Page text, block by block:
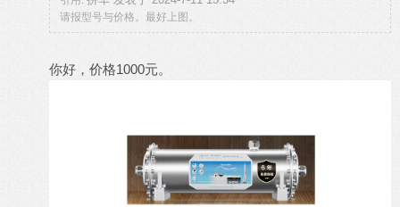
请报型号与价格。最好上图。
你好，价格1000元。